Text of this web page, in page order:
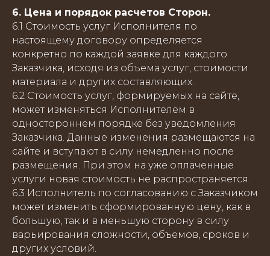
6. Цена и порядок расчетов Сторон.
6.1 Стоимость услуг Исполнителя по
настоящему договору определяется
конкретно по каждой заявке для каждого
Заказчика, исходя из объема услуг, стоимости
материала и других составляющих.
6.2 Стоимость услуг, формируемых на сайте,
может изменяться Исполнителем в
одностороннем порядке без уведомления
Заказчика. Данные изменения размещаются на
сайте и вступают в силу немедленно после
размещения. При этом на уже оплаченные
услуги новая стоимость не распространяется.
6.3 Исполнитель по согласованию с Заказчиком
может изменить сформированную цену, как в
большую, так и в меньшую сторону в силу
варьирования сложности, объемов, сроков и
других условий.